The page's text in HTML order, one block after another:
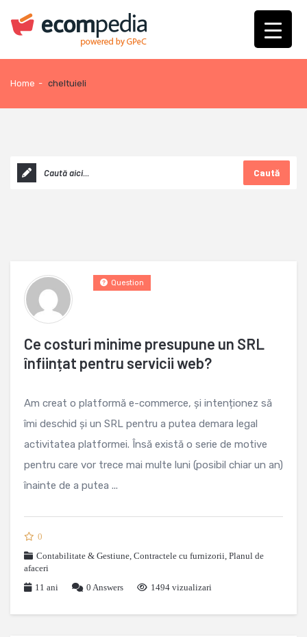
Home - cheltuieli
Caută
Ce costuri minime presupune un SRL
înființat pentru servicii web?
Question
Am creat o platformă e-commerce, și intenționez să
îmi deschid și un SRL pentru a putea demara legal
activitatea platformei. Însă există o serie de motive
pentru care vor trece mai multe luni (posibil chiar un an)
înainte de a putea ...
0
Contabilitate & Gestiune, Contractele cu furnizorii, Planul de
afaceri
11 ani
0 Answers 1494 vizualizari